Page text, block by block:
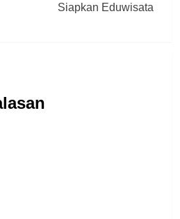
Siapkan Eduwisata